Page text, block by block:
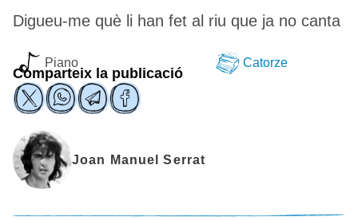
Digueu-me què li han fet al riu que ja no canta
Piano Catorze
Comparteix la publicació
Joan Manuel Serrat